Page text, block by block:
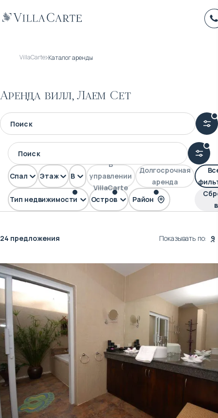
VillaCarte Каталог аренды
Аренда вилл, Лаем Сет
Тип недвижимости Остров Район
Спален Этажей Вид
В
управлении
VillaCarte
Долгосрочная
аренда
Вилла Самуи Лаем Сет
24 предложения Показывать по: 9